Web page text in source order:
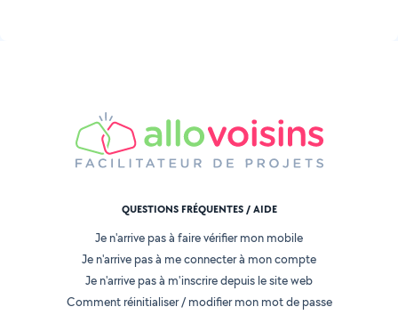
QUESTIONS FRÉQUENTES / AIDE
Je n'arrive pas à faire vérifier mon mobile
Je n'arrive pas à me connecter à mon compte
Je n'arrive pas à m'inscrire depuis le site web
Comment réinitialiser / modifier mon mot de passe